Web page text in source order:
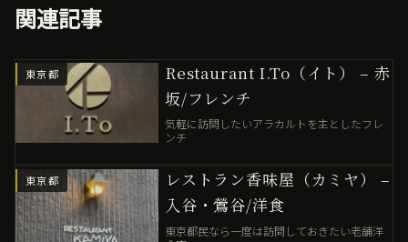
関連記事
東京都
Restaurant I.To（イト） – 赤
坂/フレンチ
気軽に訪問したいアラカルトを主としたフレ
ンチ
東京都
レストラン香味屋（カミヤ） –
入谷・鶯谷/洋食
東京都民なら一度は訪問しておきたい老舗洋